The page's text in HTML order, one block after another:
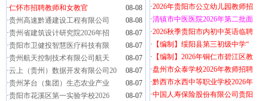
·仁怀市招聘教师和女教官
08-08
·贵州高速黔通建设工程有限公司
08-08
·贵州省建筑设计研究院2026年招
08-07
·贵阳市卫健投智慧医疗科技有限
08-07
·贵州航天控制技术有限公司航天
08-07
·云上（贵州）数据开发有限公司20
08-07
·贵州茅台（集团）生态农业产业
08-07
·贵阳市花溪区第一实验学校2026
08-07
·2026年贵阳市公立幼儿园教师招
·清镇市中医医院2026年第二批面
·2026秋季贵阳市内初中英语临聘
· 【编制】绥阳县第三初级中学“
· 【编制】2026年铜仁市碧江区教
·盘州市众泰学校2026年教师招聘
·黔西市水西中等职业学校2026年
·中国人寿保险股份有限公司贵阳